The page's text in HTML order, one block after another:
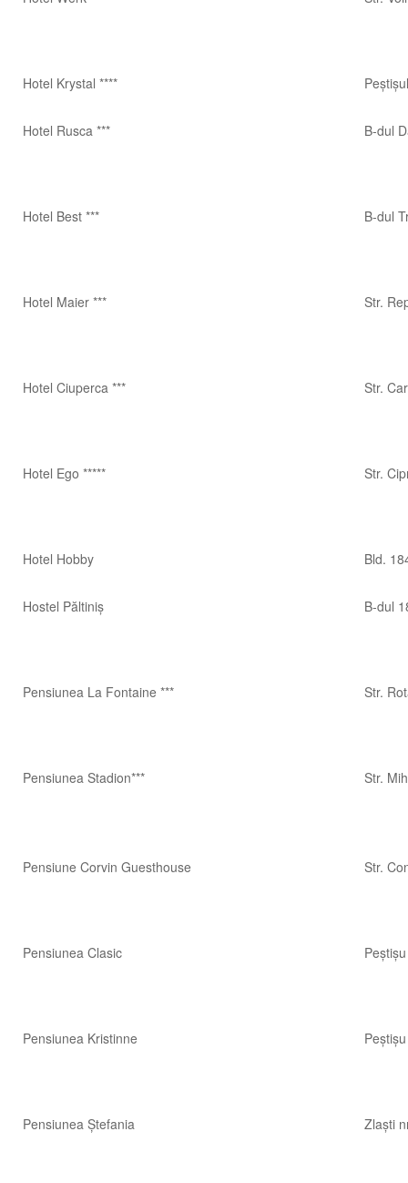
Hotel Krystal ****
Hotel Rusca *** B-dul
Hotel Best *** B-dul
Hotel Maier *** Str.
Hotel Ciuperca *** Str.
Hotel Ego ***** Str.
Hotel Hobby Bld.
Hostel Păltiniș B-dul
Pensiunea La Fontaine *** Str.
Pensiunea Stadion*** Str.
Pensiune Corvin Guesthouse Str.
Pensiunea Clasic
Pensiunea Kristinne
Pensiunea Ștefania Zlaști